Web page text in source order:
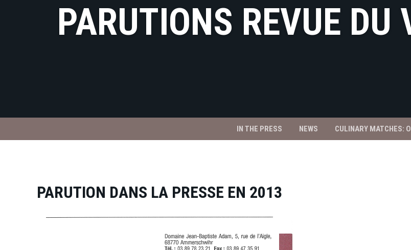
PARUTIONS REVUE DU
IN THE PRESS NEWS CULINARY MATCHES:
PARUTION DANS LA PRESSE EN 2013